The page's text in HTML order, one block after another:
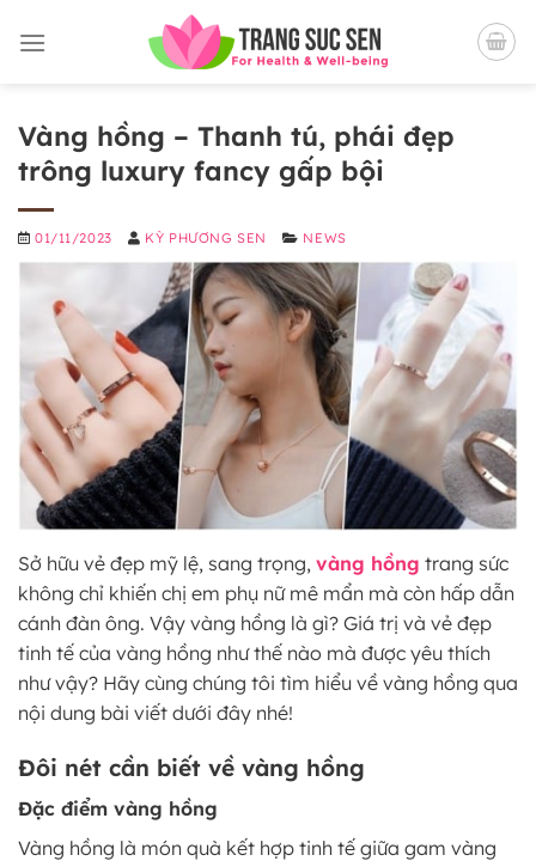
qua
Vàng hồng – Thanh tú, phái đẹp
trông luxury fancy gấp bội
01/11/2023 KỲ PHƯƠNG SEN NEWS
Sở hữu vẻ đẹp mỹ lệ, sang trọng, vàng hồng trang sức
không chỉ khiến chị em phụ nữ mê mẩn mà còn hấp dẫn
cánh đàn ông. Vậy vàng hồng là gì? Giá trị và vẻ đẹp
tinh tế của vàng hồng như thế nào mà được yêu thích
như vậy? Hãy cùng chúng tôi tìm hiểu về vàng hồng qua
nội dung bài viết dưới đây nhé!
Đôi nét cần biết về vàng hồng
Đặc điểm vàng hồng
Vàng hồng là món quà kết hợp tinh tế giữa gam vàng